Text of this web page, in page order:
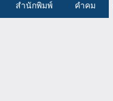
สำนักพิมพ์ คำคม